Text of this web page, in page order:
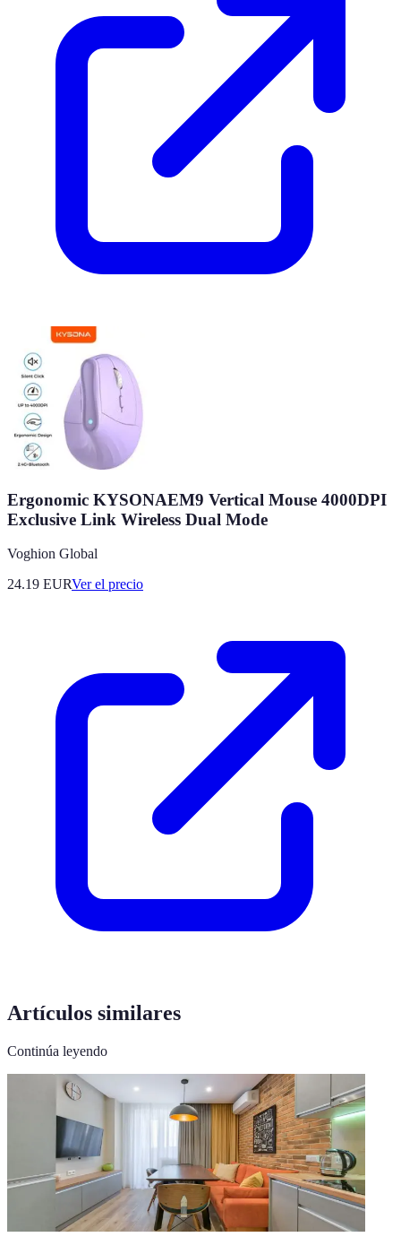
Ergonomic KYSONAEM9 Vertical Mouse 4000DPI
Exclusive Link Wireless Dual Mode
Voghion Global
24.19 EURVer el precio
Artículos similares
Continúa leyendo